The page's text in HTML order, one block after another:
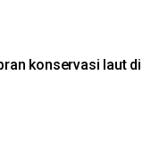
konservasi laut di